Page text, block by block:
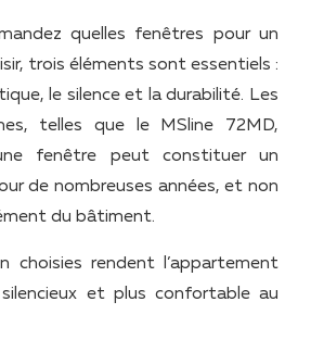
quelles fenêtres pour un
trois éléments sont essentiels :
le silence et la durabilité. Les
telles que le MSline 72MD,
fenêtre peut constituer un
de nombreuses années, et non
du bâtiment.
choisies rendent l’appartement
et plus confortable au